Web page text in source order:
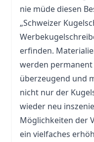
nie müde diesen
„Schweizer
erfinden.
werden
überzeugend und
nicht nur der
wieder neu
Möglichkeiten der
ein vielfaches